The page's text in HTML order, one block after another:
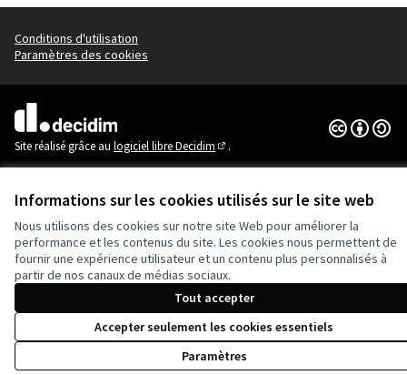
Informations sur les cookies utilisés sur le site web
Nous utilisons des cookies sur notre site Web pour améliorer la
performance et les contenus du site. Les cookies nous permettent de
fournir une expérience utilisateur et un contenu plus personnalisés à
partir de nos canaux de médias sociaux.
Tout accepter
Accepter seulement les cookies essentiels
Paramètres
Conditions d'utilisation
Paramètres des cookies
(Lien externe)
Site réalisé grâce au logiciel libre Decidim .
Licence
(Lien